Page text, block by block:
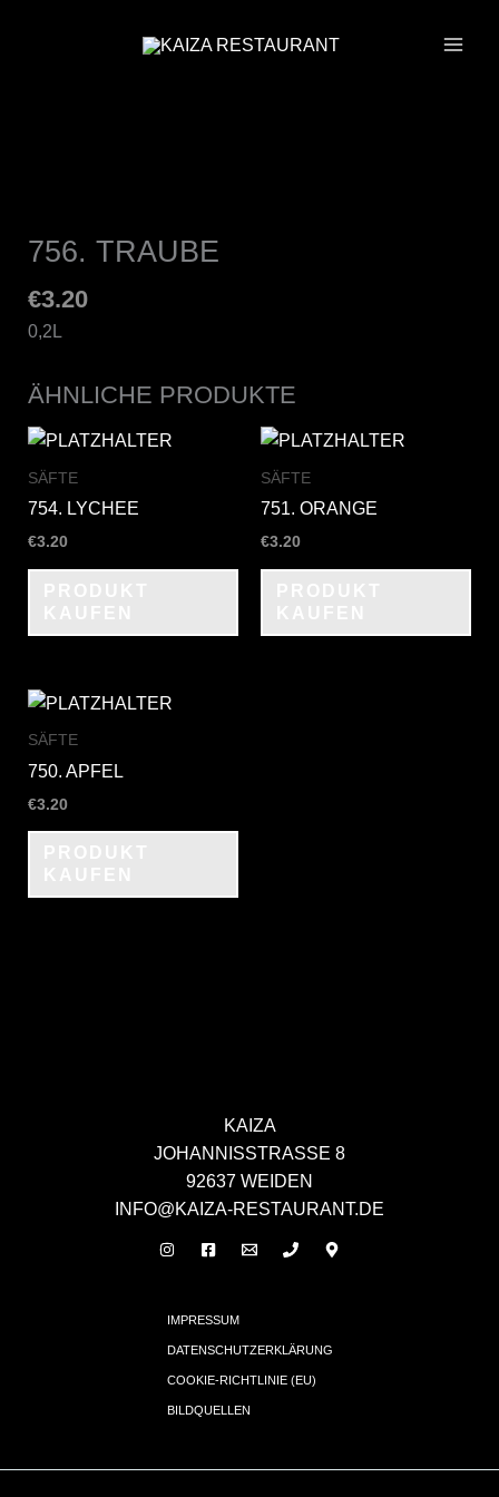
756. TRAUBE
€3.20
0,2L
ÄHNLICHE PRODUKTE
SÄFTE
754. LYCHEE
€3.20
SÄFTE
751. ORANGE
€3.20
SÄFTE
750. APFEL
€3.20
KAIZA
JOHANNISSTRASSE 8
92637 WEIDEN
INFO@KAIZA-RESTAURANT.DE
IMPRESSUM
DATENSCHUTZERKLÄRUNG
COOKIE-RICHTLINIE (EU)
BILDQUELLEN